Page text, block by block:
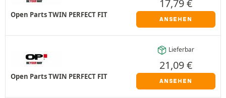
Open Parts TWIN PERFECT FIT
17,79€
ANSEHEN
Open Parts TWIN PERFECT FIT
Lieferbar
21,09€
ANSEHEN